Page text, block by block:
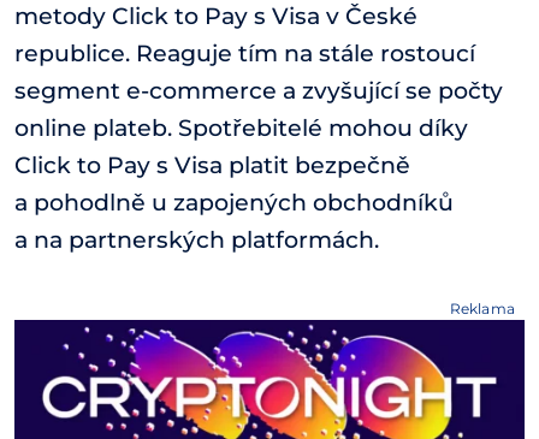
metody Click to Pay s Visa v České
republice. Reaguje tím na stále rostoucí
segment e-commerce a zvyšující se počty
online plateb. Spotřebitelé mohou díky
Click to Pay s Visa platit bezpečně
a pohodlně u zapojených obchodníků
a na partnerských platformách.
Reklama